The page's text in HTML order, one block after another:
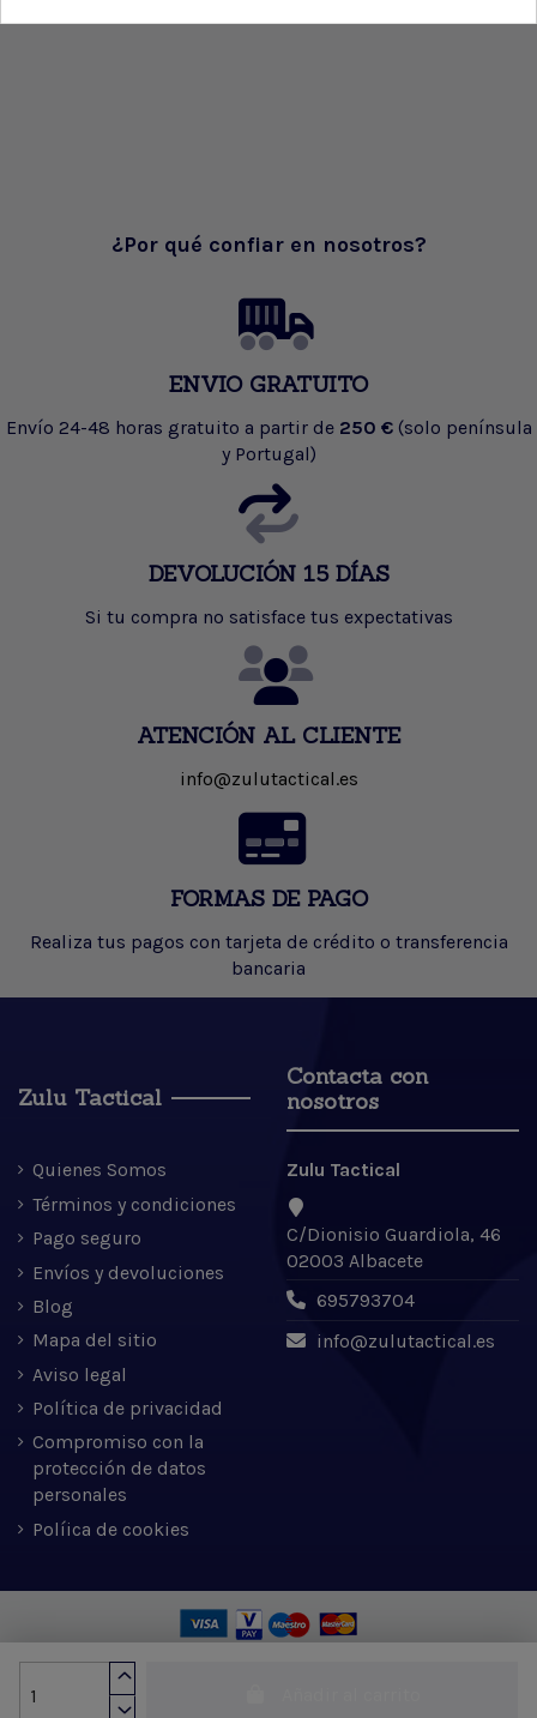
¿Por qué confiar en nosotros?
ENVIO GRATUITO
Envío 24-48 horas gratuito a partir de 250 € (solo península
y Portugal)
DEVOLUCIÓN 15 DÍAS
Si tu compra no satisface tus expectativas
ATENCIÓN AL CLIENTE
info@zulutactical.es
FORMAS DE PAGO
Realiza tus pagos con tarjeta de crédito o transferencia
bancaria
Zulu Tactical
Quienes Somos
Términos y condiciones
Pago seguro
Envíos y devoluciones
Blog
Mapa del sitio
Aviso legal
Política de privacidad
Compromiso con la
protección de datos
personales
Políica de cookies
Contacta con
nosotros
Zulu Tactical
C/Dionisio Guardiola, 46
02003 Albacete
695793704
info@zulutactical.es
Zulu Tactical S.L. © 2022 | Desarrollado por Expertic